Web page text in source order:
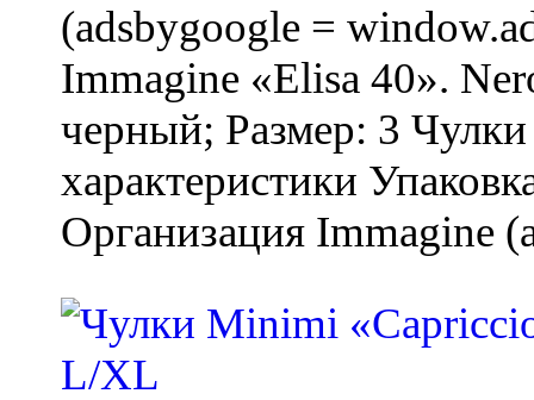
(adsbygoogle =
Immagine «Elisa 40».
черный; Размер: 3
характеристики
Организация Immagine